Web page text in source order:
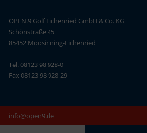
OPEN.9 Golf Eichenried GmbH & Co. KG
Schönstraße 45
85452 Moosinning-Eichenried
Tel. 08123 98 928-0
Fax 08123 98 928-29
info@open9.de